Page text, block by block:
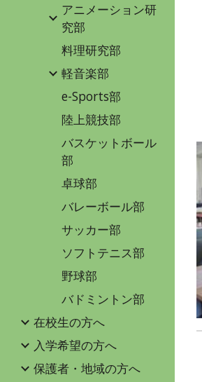
アニメーション研
究部
料理研究部
軽音楽部
e-Sports部
陸上競技部
バスケットボール
部
卓球部
バレーボール部
サッカー部
ソフトテニス部
野球部
バドミントン部
在校生の方へ
入学希望の方へ
保護者・地域の方へ